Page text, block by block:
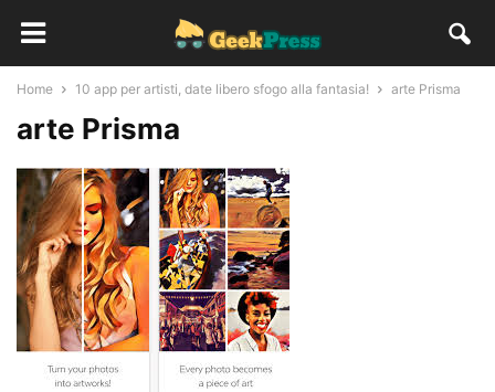
Home 10 app per artisti, date libero sfogo alla fantasia! arte Prisma
arte Prisma